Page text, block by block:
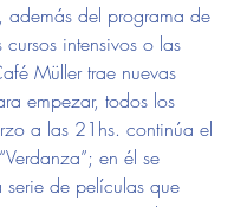
del programa de
intensivos o las
Müller trae nuevas
empezar, todos los
a las 21hs. continúa el
en él se
serie de películas que